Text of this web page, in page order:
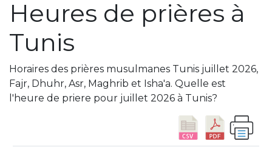
Heures de prières à
Tunis
Horaires des prières musulmanes Tunis juillet 2026,
Fajr, Dhuhr, Asr, Maghrib et Isha'a. Quelle est
l'heure de priere pour juillet 2026 à Tunis?